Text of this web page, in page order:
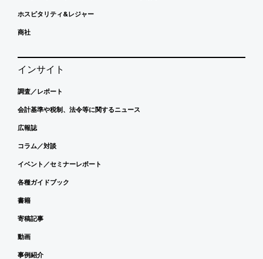
ホスピタリティ&レジャー
商社
インサイト
調査／レポート
会計基準や税制、法令等に関するニュース
広報誌
コラム／対談
イベント／セミナーレポート
各種ガイドブック
書籍
寄稿記事
動画
事例紹介